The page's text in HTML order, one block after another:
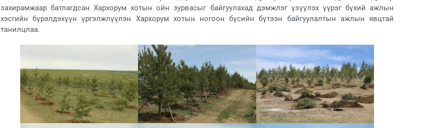
захирамжаар батлагдсан Хархорум хотын ойн зурвасыг байгуулахад дэмжлэг үзүүлэх үүрэг бүхий ажлын
хэсгийн бүрэлдэхүүн үргэлжлүүлэн Хархорум хотын ногоон бүсийн бүтээн байгуулалтын ажлын явцтай
танилцлаа.